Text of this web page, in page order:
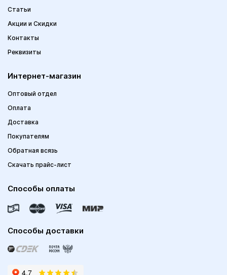
Статьи
Акции и Скидки
Контакты
Реквизиты
Интернет-магазин
Оптовый отдел
Оплата
Доставка
Покупателям
Обратная всязь
Скачать прайс-лист
Способы оплаты
Способы доставки